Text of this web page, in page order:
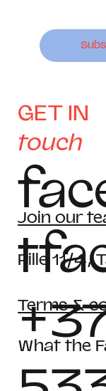
Pille 11/4,
What the
Terms &
Join our
GET IN
touch